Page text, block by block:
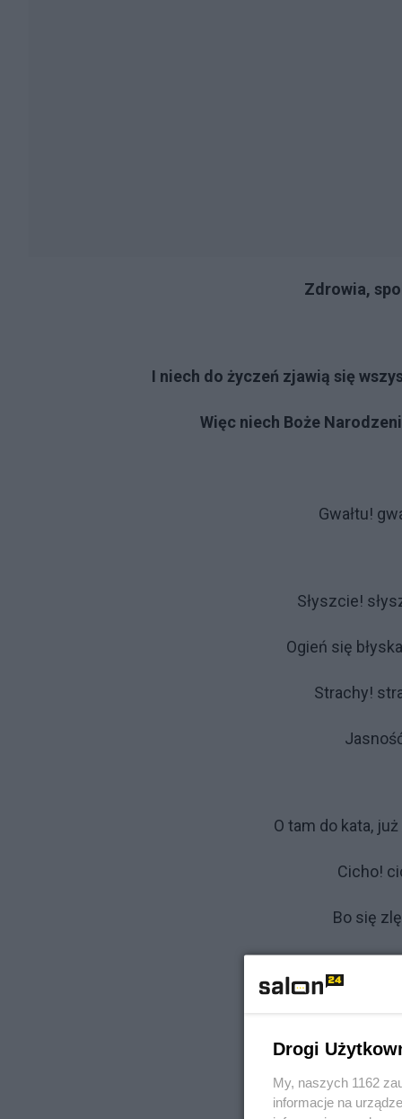
Zdrowia,
I niech do życzeń zjawią się
Więc niech Boże
Gwałtu!
Słyszcie!
Ogień się
Strachy!
O tam do kata,
Cicho!
Bo się
Dajno
Dyć to
Drogi
My, naszych 1162
informacje na